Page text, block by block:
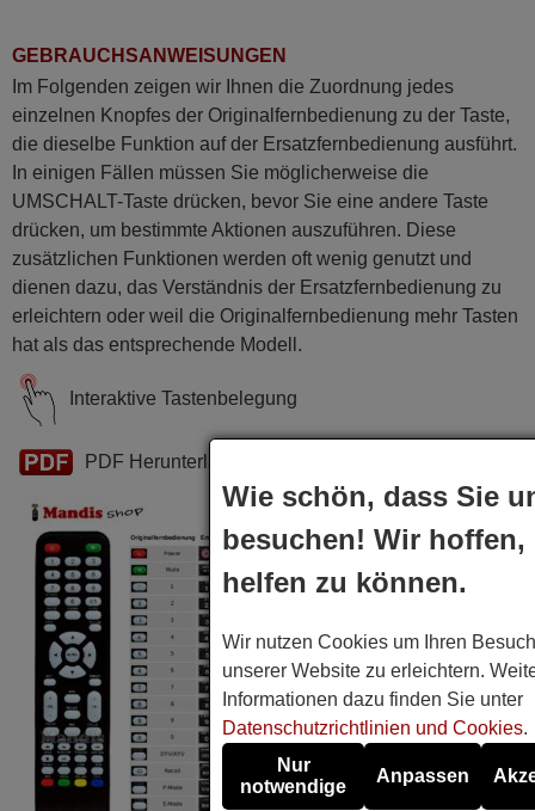
GEBRAUCHSANWEISUNGEN
Im Folgenden zeigen wir Ihnen die Zuordnung jedes
einzelnen Knopfes der Originalfernbedienung zu der Taste,
die dieselbe Funktion auf der Ersatzfernbedienung ausführt.
In einigen Fällen müssen Sie möglicherweise die
UMSCHALT-Taste drücken, bevor Sie eine andere Taste
drücken, um bestimmte Aktionen auszuführen. Diese
zusätzlichen Funktionen werden oft wenig genutzt und
dienen dazu, das Verständnis der Ersatzfernbedienung zu
erleichtern oder weil die Originalfernbedienung mehr Tasten
hat als das entsprechende Modell.
Interaktive Tastenbelegung
PDF Herunterladen
Wie schön, dass Sie
besuchen! Wir hoffen,
helfen zu können.
Wir nutzen Cookies um Ihren
unserer Website zu erleichtern.
Informationen dazu finden Sie unter
Datenschutzrichtlinien und Cookies.
Nur
notwendige
Anpassen